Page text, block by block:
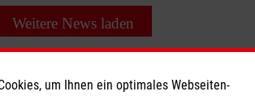
Weitere News laden
um Ihnen ein optimales Webseiten-